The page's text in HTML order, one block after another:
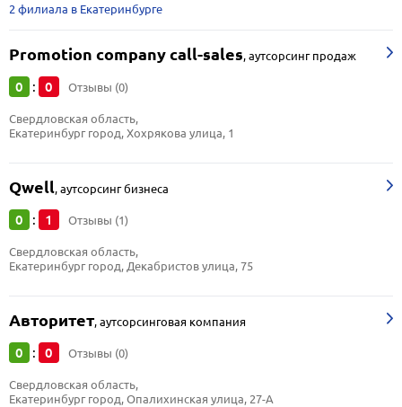
2 филиала в Екатеринбурге
Promotion company call-sales,аутсорсинг продаж
0 : 0 Отзывы (0)
Свердловская область,
Екатеринбург город, Хохрякова улица, 1
Qwell,аутсорсинг бизнеса
0 : 1 Отзывы (1)
Свердловская область,
Екатеринбург город, Декабристов улица, 75
Авторитет,аутсорсинговая компания
0 : 0 Отзывы (0)
Свердловская область,
Екатеринбург город, Опалихинская улица, 27-А